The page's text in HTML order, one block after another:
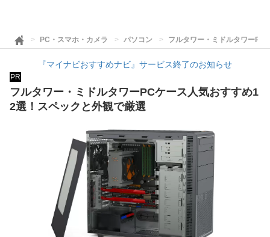
PC・スマホ・カメラ パソコン フルタワー・ミドルタワーPC
『マイナビおすすめナビ』サービス終了のお知らせ
PR
フルタワー・ミドルタワーPCケース人気おすすめ1
2選！スペックと外観で厳選